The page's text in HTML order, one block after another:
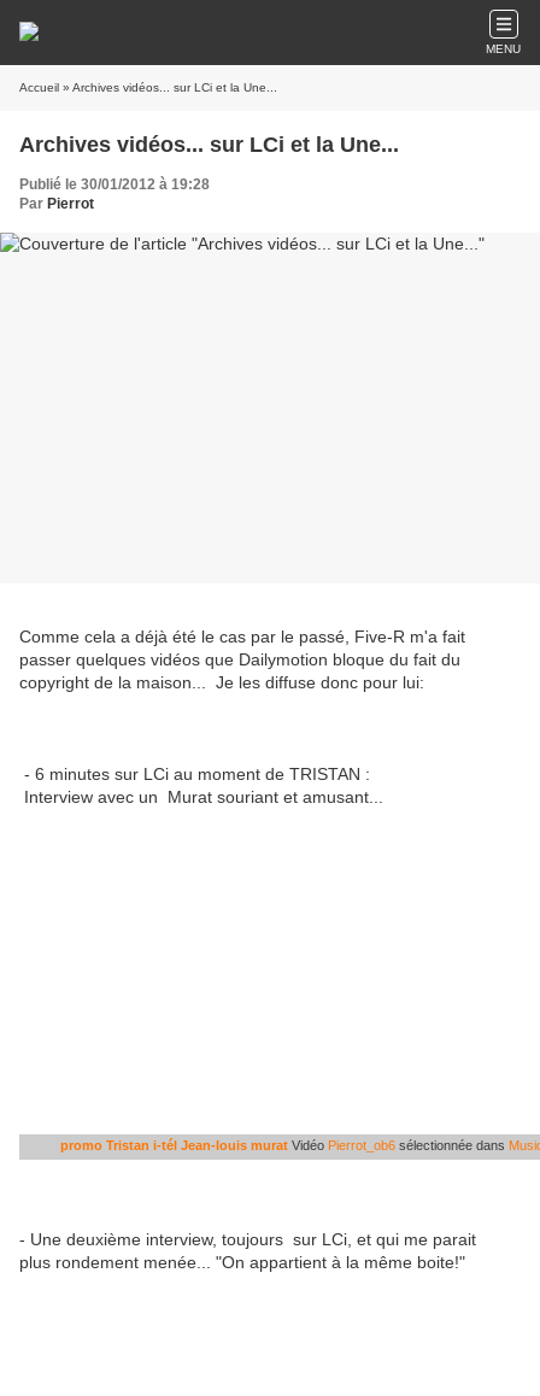
MENU
Accueil » Archives vidéos... sur LCi et la Une...
Archives vidéos... sur LCi et la Une...
Publié le 30/01/2012 à 19:28
Par Pierrot
Comme cela a déjà été le cas par le passé, Five-R m'a fait
passer quelques vidéos que Dailymotion bloque du fait du
copyright de la maison... Je les diffuse donc pour lui:
- 6 minutes sur LCi au moment de TRISTAN :
Interview avec un Murat souriant et amusant...
promo Tristan i-tél Jean-louis muratVidéo Pierrot_ob6sélectionnée dans
- Une deuxième interview, toujours sur LCi, et qui me parait
plus rondement menée... "On appartient à la même boite!"